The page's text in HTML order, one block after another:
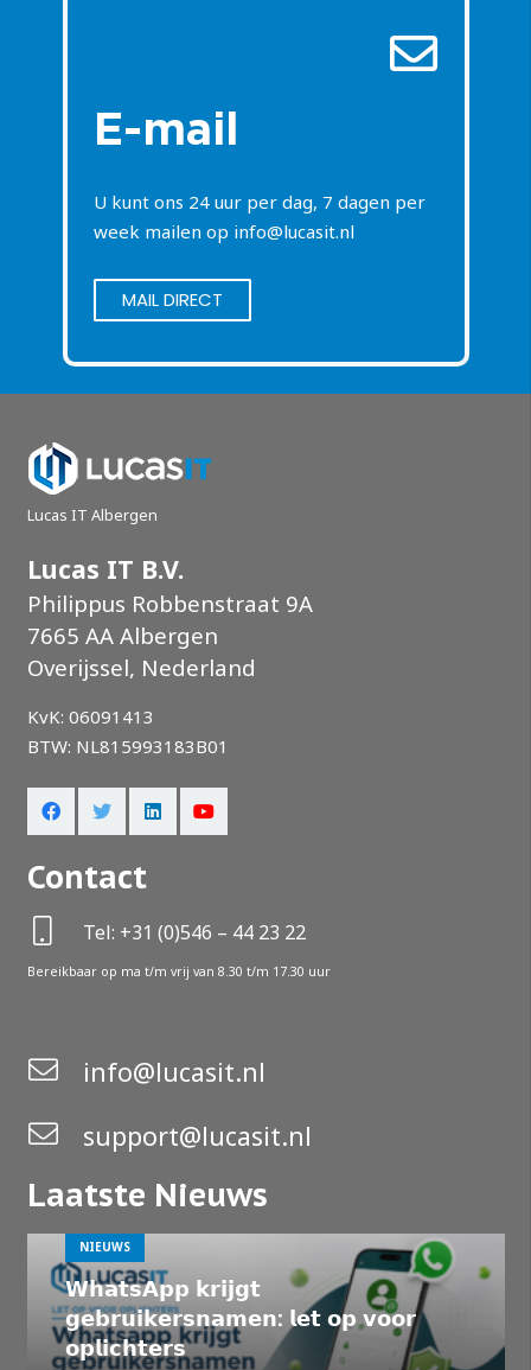
E-mail
U kunt ons 24 uur per dag, 7 dagen per
week mailen op info@lucasit.nl
MAIL DIRECT
Lucas IT Albergen
Lucas IT B.V.
Philippus Robbenstraat 9A
7665 AA Albergen
Overijssel, Nederland
KvK: 06091413
BTW: NL815993183B01
Contact
Tel: +31 (0)546 – 44 23 22
Bereikbaar op ma t/m vrij van 8.30 t/m 17.30 uur
info@lucasit.nl
support@lucasit.nl
Laatste Nieuws
NIEUWS
𝗪𝗵𝗮𝘁𝘀𝗔𝗽𝗽 𝗸𝗿𝗶𝗷𝗴𝘁
𝗴𝗲𝗯𝗿𝘂𝗶𝗸𝗲𝗿𝘀𝗻𝗮𝗺𝗲𝗻: 𝗹𝗲𝘁 𝗼𝗽 𝘃𝗼𝗼𝗿
𝗼𝗽𝗹𝗶𝗰𝗵𝘁𝗲𝗿𝘀